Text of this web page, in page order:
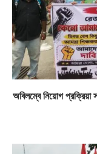
অবিলম্বে নিয়োগ প্রক্রিয়া